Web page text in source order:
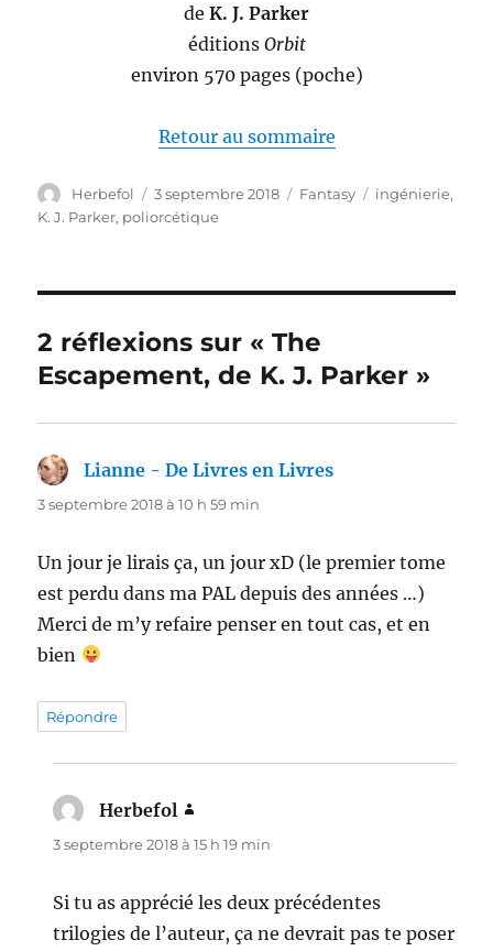
de K. J. Parker
éditions Orbit
environ 570 pages (poche)
Retour au sommaire
Auteur
Herbefol
Publié
le
3 septembre 2018 Catégories
Fantasy Étiquettes
ingénierie,
K. J. Parker, poliorcétique
2 réflexions sur « The
Escapement, de K. J. Parker »
Lianne - De Livres en Livres
3 septembre 2018 à 10 h 59 min
Un jour je lirais ça, un jour xD (le premier tome
est perdu dans ma PAL depuis des années …)
Merci de m’y refaire penser en tout cas, et en
bien
Répondre
Herbefol
3 septembre 2018 à 15 h 19 min
Si tu as apprécié les deux précédentes
trilogies de l’auteur, ça ne devrait pas te poser